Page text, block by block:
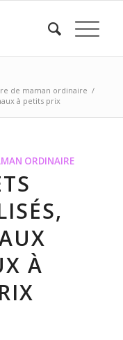
de maman ordinaire /
à petits prix
ORDINAIRE
À